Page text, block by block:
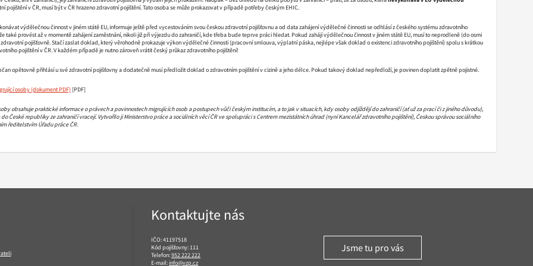
pojištění v ČR, musí být v ČR hrazeno zdravotní pojištění. Tato osoba se může prokazovat v případě potřeby českým EHIC.
výdělečnou činnost v jiném státě EU, informuje ještě před vycestováním svou českou zdravotní pojišťovnu a od data zahájení výdělečné činnosti se odhlásí z českého systému zdravotního
také provést až v momentě zahájení zaměstnání, nikoli již při výjezdu do zahraničí, kde třeba bude teprve práci hledat. Pokud zahájí výdělečnou činnost v jiném státě EU, musí to neprodleně (do osmi
pojišťovně. Stačí zaslat doklad, který věrohodně prokazuje výkon výdělečné činnosti (pracovní smlouva, výplatní páska, nejlépe však doklad o existenci zdravotního pojištění) spolu s krátkou
pojištění v ČR. V každém případě je nutno zároveň vrátit český průkaz zdravotního pojištění!
opětovně přihlásí u své zdravotní pojišťovny a dodatečně musí předložit doklad o zdravotním pojištění v cizině a jeho délce. Pokud takový doklad nepředloží, je povinen doplatit zpětně pojistné.
osoby [PDF]
obsahuje praktické informace o právech a povinnostech migrujících osob a postupech vůči českým institucím, a to jak v situacích, kdy osoby odjíždějí do zahraničí (ať už za prací či z jiného důvodu),
České republiky ze zahraničí vracejí. Vytvořilo ji Ministerstvo práce a sociálních věcí ČR ve spolupráci s Centrem mezistátních úhrad (nyní Kancelář zdravotního pojištění), Českou správou sociálního
ředitelstvím Úřadu práce ČR.
Kontaktujte nás
IČO: 41197518
Kód pojišťovny: 111
Telefon:952 222 222
E-mail:info@vzp.cz
Jsme tu pro vás